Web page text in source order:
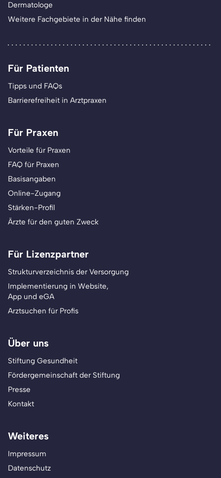
Dermatologe
Weitere Fachgebiete in der Nähe finden
Für Patienten
Tipps und FAQs
Barrierefreiheit in Arztpraxen
Für Praxen
Vorteile für Praxen
FAQ für Praxen
Basisangaben
Online-Zugang
Stärken-Profil
Ärzte für den guten Zweck
Für Lizenzpartner
Strukturverzeichnis der Versorgung
Implementierung in Website,
App und eGA
Arztsuchen für Profis
Über uns
Stiftung Gesundheit
Fördergemeinschaft der Stiftung
Presse
Kontakt
Weiteres
Impressum
Datenschutz